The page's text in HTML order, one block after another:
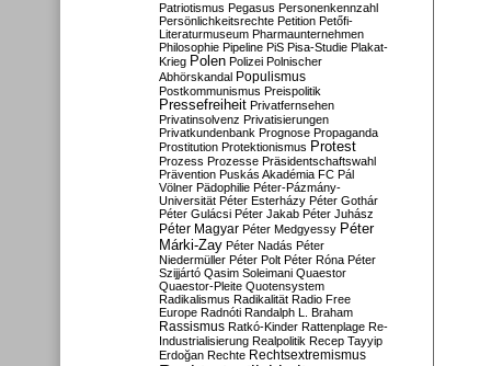
Patriotismus Pegasus Personenkennzahl
Persönlichkeitsrechte Petition Petőfi-
Literaturmuseum Pharmaunternehmen
Philosophie Pipeline PiS Pisa-Studie Plakat-
Krieg Polen Polizei Polnischer
Abhörskandal Populismus
Postkommunismus Preispolitik
Pressefreiheit Privatfernsehen
Privatinsolvenz Privatisierungen
Privatkundenbank Prognose Propaganda
Prostitution Protektionismus Protest
Prozess Prozesse Präsidentschaftswahl
Prävention Puskás Akadémia FC Pál
Völner Pädophilie Péter-Pázmány-
Universität Péter Esterházy Péter Gothár
Péter Gulácsi Péter Jakab Péter Juhász
Péter Magyar Péter Medgyessy Péter
Márki-Zay Péter Nadás Péter
Niedermüller Péter Polt Péter Róna Péter
Szijjártó Qasim Soleimani Quaestor
Quaestor-Pleite Quotensystem
Radikalismus Radikalität Radio Free
Europe Radnóti Randalph L. Braham
Rassismus Ratkó-Kinder Rattenplage Re-
Industrialisierung Realpolitik Recep Tayyip
Erdoğan Rechte Rechtsextremismus